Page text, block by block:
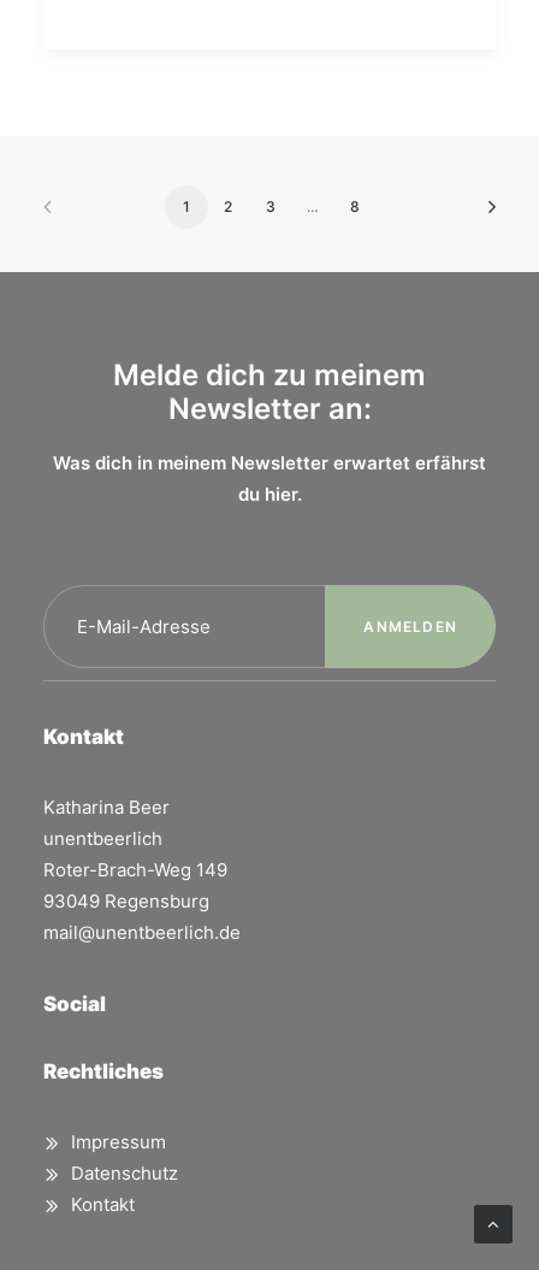
1 2 3 … 8
Melde dich zu meinem
Newsletter an:
Was dich in meinem Newsletter erwartet erfährst
du hier.
Kontakt
Katharina Beer
unentbeerlich
Roter-Brach-Weg 149
93049 Regensburg
mail@unentbeerlich.de
Social
Rechtliches
Impressum
Datenschutz
Kontakt